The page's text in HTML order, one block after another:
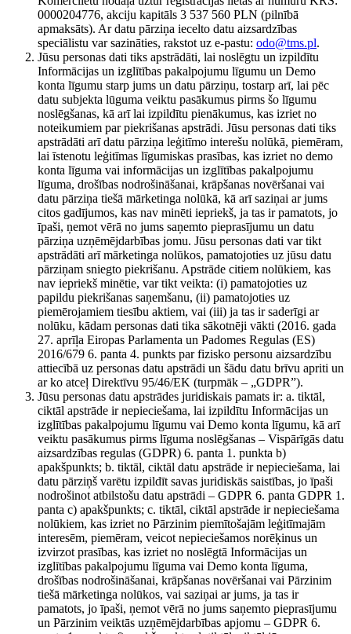
0000204776, akciju kapitāls 3 537 560 PLN (pilnībā
apmaksāts). Ar datu pārziņa iecelto datu aizsardzības
speciālistu var sazināties, rakstot uz e-pastu: odo@tms.pl.
Jūsu personas dati tiks apstrādāti, lai noslēgtu un izpildītu
Informācijas un izglītības pakalpojumu līgumu un Demo
konta līgumu starp jums un datu pārziņu, tostarp arī, lai pēc
datu subjekta lūguma veiktu pasākumus pirms šo līgumu
noslēgšanas, kā arī lai izpildītu pienākumus, kas izriet no
noteikumiem par piekrišanas apstrādi. Jūsu personas dati tiks
apstrādāti arī datu pārziņa leģitīmo interešu nolūkā, piemēram,
lai īstenotu leģitīmas līgumiskas prasības, kas izriet no demo
konta līguma vai informācijas un izglītības pakalpojumu
līguma, drošības nodrošināšanai, krāpšanas novēršanai vai
datu pārziņa tiešā mārketinga nolūkā, kā arī saziņai ar jums
citos gadījumos, kas nav minēti iepriekš, ja tas ir pamatots, jo
īpaši, ņemot vērā no jums saņemto pieprasījumu un datu
pārziņa uzņēmējdarbības jomu. Jūsu personas dati var tikt
apstrādāti arī mārketinga nolūkos, pamatojoties uz jūsu datu
pārziņam sniegto piekrišanu. Apstrāde citiem nolūkiem, kas
nav iepriekš minētie, var tikt veikta: (i) pamatojoties uz
papildu piekrišanas saņemšanu, (ii) pamatojoties uz
piemērojamiem tiesību aktiem, vai (iii) ja tas ir saderīgi ar
nolūku, kādam personas dati tika sākotnēji vākti (2016. gada
27. aprīļa Eiropas Parlamenta un Padomes Regulas (ES)
2016/679 6. panta 4. punkts par fizisko personu aizsardzību
attiecībā uz personas datu apstrādi un šādu datu brīvu apriti un
ar ko atceļ Direktīvu 95/46/EK (turpmāk – „GDPR”).
Jūsu personas datu apstrādes juridiskais pamats ir: a. tiktāl,
ciktāl apstrāde ir nepieciešama, lai izpildītu Informācijas un
izglītības pakalpojumu līgumu vai Demo konta līgumu, kā arī
veiktu pasākumus pirms līguma noslēgšanas – Vispārīgās datu
aizsardzības regulas (GDPR) 6. panta 1. punkta b)
apakšpunkts; b. tiktāl, ciktāl datu apstrāde ir nepieciešama, lai
datu pārziņš varētu izpildīt savas juridiskās saistības, jo īpaši
nodrošinot atbilstošu datu apstrādi – GDPR 6. panta GDPR 1.
panta c) apakšpunkts; c. tiktāl, ciktāl apstrāde ir nepieciešama
nolūkiem, kas izriet no Pārzinim piemītošajām leģitīmajām
interesēm, piemēram, veicot nepieciešamos norēķinus un
izvirzot prasības, kas izriet no noslēgtā Informācijas un
izglītības pakalpojumu līguma vai Demo konta līguma,
drošības nodrošināšanai, krāpšanas novēršanai vai Pārzinim
tiešā mārketinga nolūkos, vai saziņai ar jums, ja tas ir
pamatots, jo īpaši, ņemot vērā no jums saņemto pieprasījumu
un Pārzinim veiktās uzņēmējdarbības apjomu – GDPR 6.